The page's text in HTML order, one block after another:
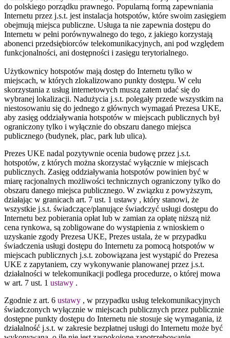
do polskiego porządku prawnego. Popularną formą zapewniania
Internetu przez j.s.t. jest instalacja hotspotów, które swoim zasięgiem
obejmują miejsca publiczne. Usługa ta nie zapewnia dostępu do
Internetu w pełni porównywalnego do tego, z jakiego korzystają
abonenci przedsiębiorców telekomunikacyjnych, ani pod względem
funkcjonalności, ani dostępności i zasięgu terytorialnego.
Użytkownicy hotspotów mają dostęp do Internetu tylko w
miejscach, w których zlokalizowano punkty dostępu. W celu
skorzystania z usług internetowych muszą zatem udać się do
wybranej lokalizacji. Nadużycia j.s.t. polegały przede wszystkim na
niestosowaniu się do jednego z głównych wymagań Prezesa UKE,
aby zasięg oddziaływania hotspotów w miejscach publicznych był
ograniczony tylko i wyłącznie do obszaru danego miejsca
publicznego (budynek, plac, park lub ulica).
Prezes UKE nadal pozytywnie ocenia budowę przez j.s.t.
hotspotów, z których można skorzystać wyłącznie w miejscach
publicznych. Zasięg oddziaływania hotspotów powinien być w
miarę racjonalnych możliwości technicznych ograniczony tylko do
obszaru danego miejsca publicznego. W związku z powyższym,
działając w granicach art. 7 ust. 1 ustawy , który stanowi, że
wszystkie j.s.t. świadczące/planujące świadczyć usługi dostępu do
Internetu bez pobierania opłat lub w zamian za opłatę niższą niż
cena rynkowa, są zobligowane do wystąpienia z wnioskiem o
uzyskanie zgody Prezesa UKE, Prezes ustala, że w przypadku
świadczenia usługi dostępu do Internetu za pomocą hotspotów w
miejscach publicznych j.s.t. zobowiązana jest wystąpić do Prezesa
UKE z zapytaniem, czy wykonywanie planowanej przez j.s.t.
działalności w telekomunikacji podlega procedurze, o której mowa
w art. 7 ust. 1 ustawy .
Zgodnie z art. 6 ustawy , w przypadku usług telekomunikacyjnych
świadczonych wyłącznie w miejscach publicznych przez publicznie
dostępne punkty dostępu do Internetu nie stosuje się wymagania, iż
działalność j.s.t. w zakresie bezpłatnej usługi do Internetu może być